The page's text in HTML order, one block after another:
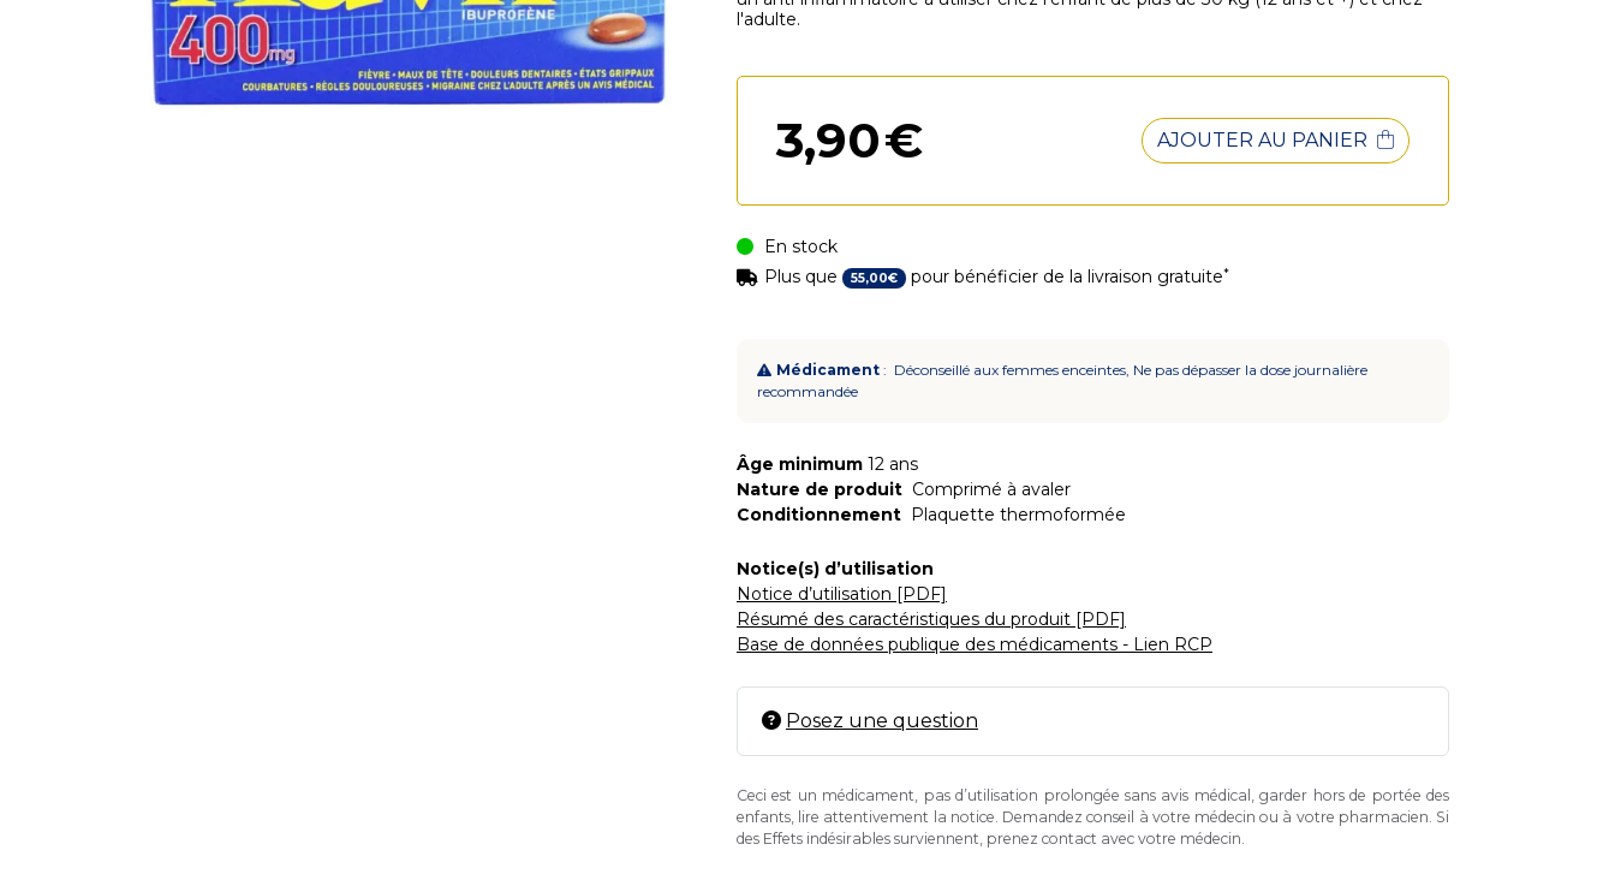
l'adulte.
3,90€ AJOUTER AU PANIER
En stock
Plus que
55,00€ pour bénéficier de la livraison gratuite*
Médicament : Déconseillé aux femmes enceintes, Ne pas dépasser la dose journalière
recommandée
Âge minimum 12 ans
Nature de produit Comprimé à avaler
Conditionnement Plaquette thermoformée
Notice(s) d’utilisation
Notice d’utilisation [PDF]
Résumé des caractéristiques du produit [PDF]
Base de données publique des médicaments - Lien RCP
Posez une question
Ceci est un médicament, pas d’utilisation prolongée sans avis médical, garder hors de portée des
enfants, lire attentivement la notice. Demandez conseil à votre médecin ou à votre pharmacien. Si
des Effets indésirables surviennent, prenez contact avec votre médecin.